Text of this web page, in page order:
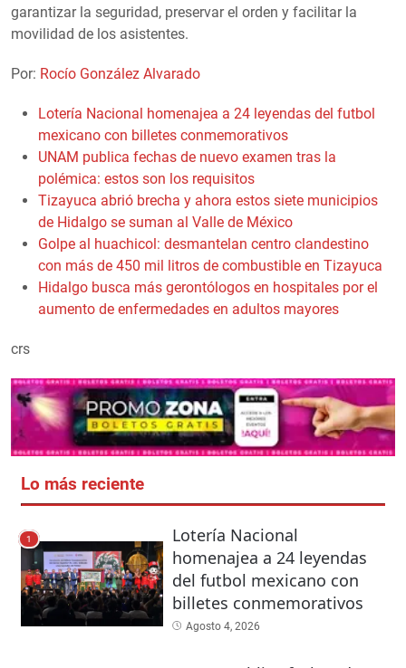
garantizar la seguridad, preservar el orden y facilitar la
movilidad de los asistentes.
Por: Rocío González Alvarado
Lotería Nacional homenajea a 24 leyendas del futbol
mexicano con billetes conmemorativos
UNAM publica fechas de nuevo examen tras la
polémica: estos son los requisitos
Tizayuca abrió brecha y ahora estos siete municipios
de Hidalgo se suman al Valle de México
Golpe al huachicol: desmantelan centro clandestino
con más de 450 mil litros de combustible en Tizayuca
Hidalgo busca más gerontólogos en hospitales por el
aumento de enfermedades en adultos mayores
crs
Lo más reciente
1
Lotería Nacional
homenajea a 24 leyendas
del futbol mexicano con
billetes conmemorativos
Agosto 4, 2026